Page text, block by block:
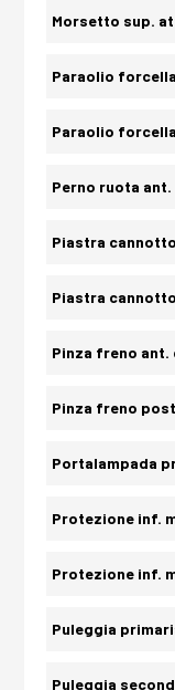
Morsetto sup.
Paraolio
Paraolio
Perno ruota ant.
Piastra
Piastra
Pinza freno ant.
Pinza freno
Portalampada
Protezione inf.
Protezione inf.
Puleggia
Puleggia